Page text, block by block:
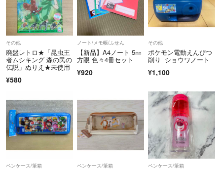
その他
廃盤レトロ★「昆虫王
者ムシキング 森の民の
伝説」ぬりえ★未使用
¥580
ノート/メモ帳/ふせん
【新品】A4ノート 5㎜
方眼 色々4冊セット
¥920
その他
ポケモン電動えんぴつ
削り ショウワノート
¥1,100
ペンケース/筆箱 ペンケース/筆箱 ペンケース/筆箱